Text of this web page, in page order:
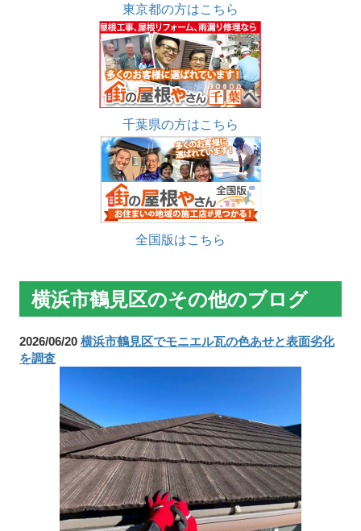
東京都の方はこちら
千葉県の方はこちら
全国版はこちら
横浜市鶴見区のその他のブログ
2026/06/20 横浜市鶴見区でモニエル瓦の色あせと表面劣化
を調査